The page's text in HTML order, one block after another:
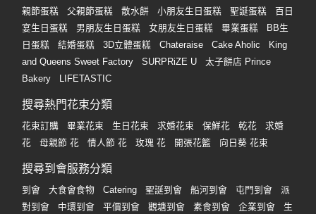
親節蛋糕
父親節蛋糕 散水餅 小朋友生日蛋糕 聖誕蛋糕
百日
宴生日蛋糕
男朋友生日蛋糕 女朋友生日蛋糕 畢業蛋糕
BB生
日蛋糕
結婚蛋糕 3D立體蛋糕 Chateraise Cake Aholic
King
and Queens Sweet Factory
SURPRiZE U
太子餅店 Prince
Bakery
LIFETASTIC
搜尋熱門花束分類
花束訂購 畢業花束 生日花束 求婚花束 保鮮花 乾花
求婚
花
母親節 花 情人節 花 玫瑰 花 開張花籃 向日葵 花束
搜尋到會服務分類
到會 大食會食物 Catering 聖誕到會 船河到會 屯門到會
派
對到會
中環到會 平價到會 觀塘到會 素食到會 企業到會
生